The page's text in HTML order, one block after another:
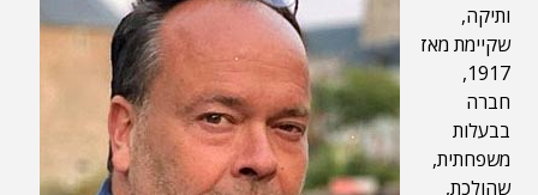
ותיקה,
שקיימת מאז
1917,
חברה
בבעלות
משפחתית,
שהולכת,